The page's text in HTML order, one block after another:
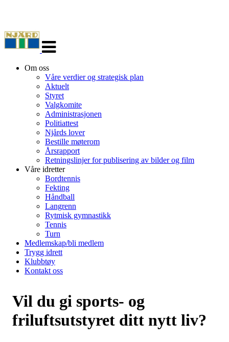
navigasjon
Om oss
Våre verdier og strategisk plan
Aktuelt
Styret
Valgkomite
Administrasjonen
Politiattest
Njårds lover
Bestille møterom
Årsrapport
Retningslinjer for publisering av bilder og film
Våre idretter
Bordtennis
Fekting
Håndball
Langrenn
Rytmisk gymnastikk
Tennis
Turn
Medlemskap/bli medlem
Trygg idrett
Klubbtøy
Kontakt oss
Vil du gi sports- og
friluftsutstyret ditt nytt liv?